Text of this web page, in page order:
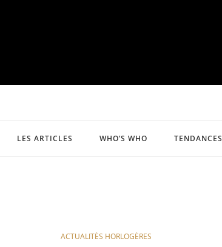
LES ARTICLES WHO’S WHO TENDANCES
ACTUALITÉS HORLOGÈRES